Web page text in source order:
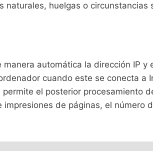
huelgas o
automática la dirección IP
cuando este se conecta
el posterior procesamiento
de páginas, el